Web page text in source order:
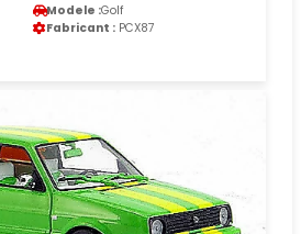
Modele :Golf
Fabricant : PCX87